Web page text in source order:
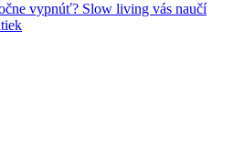
vypnúť? Slow living vás naučí